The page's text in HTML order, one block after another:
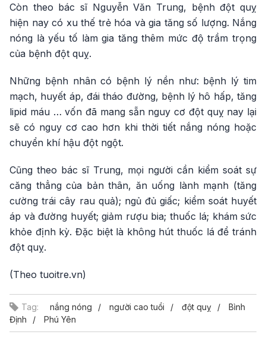
Còn theo bác sĩ Nguyễn Văn Trung, bệnh đột quỵ
hiện nay có xu thế trẻ hóa và gia tăng số lượng. Nắng
nóng là yếu tố làm gia tăng thêm mức độ trầm trọng
của bệnh đột quỵ.
Những bệnh nhân có bệnh lý nền như: bệnh lý tim
mạch, huyết áp, đái tháo đường, bệnh lý hô hấp, tăng
lipid máu … vốn đã mang sẵn nguy cơ đột quỵ nay lại
sẽ có nguy cơ cao hơn khi thời tiết nắng nóng hoặc
chuyển khí hậu đột ngột.
Cũng theo bác sĩ Trung, mọi người cần kiểm soát sự
căng thẳng của bản thân, ăn uống lành mạnh (tăng
cường trái cây rau quả); ngủ đủ giấc; kiểm soát huyết
áp và đường huyết; giảm rượu bia; thuốc lá; khám sức
khỏe định kỳ. Đặc biệt là không hút thuốc lá để tránh
đột quỵ.
(Theo tuoitre.vn)
Tag: nắng nóng người cao tuổi đột quỵ
Bình
Định
Phú Yên